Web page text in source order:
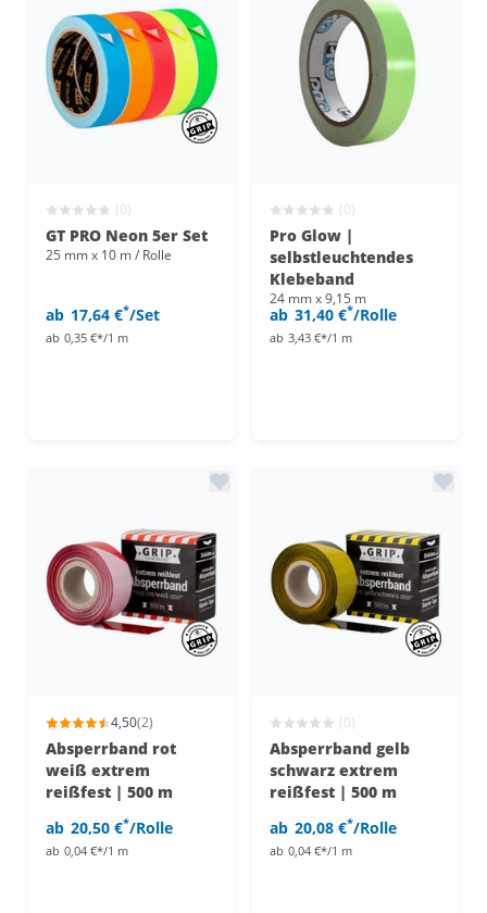
(0)
GT PRO Neon 5er Set
25 mm x 10 m / Rolle
ab 17,64 €*/Set
ab 0,35 €*/1 m
(0)
Pro Glow |
selbstleuchtendes
Klebeband
24 mm x 9,15 m
ab 31,40 €*/Rolle
ab 3,43 €*/1 m
4,50(2)
Absperrband rot
weiß extrem
reißfest | 500 m
ab 20,50 €*/Rolle
ab 0,04 €*/1 m
(0)
Absperrband gelb
schwarz extrem
reißfest | 500 m
ab 20,08 €*/Rolle
ab 0,04 €*/1 m